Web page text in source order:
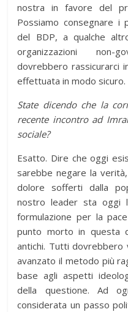
nostra in favore del
Possiamo consegnare i
del BDP, a qualche
organizzazioni non-
dovrebbero rassicurarci
effettuata in modo sicuro.
State dicendo che la
recente incontro ad
sociale?
Esatto. Dire che oggi
sarebbe negare la
dolore sofferti dalla
nostro leader sta oggi
formulazione per la
punto morto in questa
antichi. Tutti
avanzato il metodo più
base agli aspetti
della questione. Ad
considerata un passo